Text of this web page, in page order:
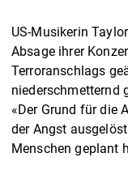
US-Musikerin
Absage ihrer
Terroranschlags
niederschmetternd
«Der Grund für die
der Angst
Menschen geplant